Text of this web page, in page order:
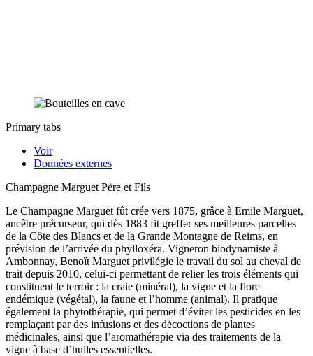
Primary tabs
Voir
Données externes
Champagne Marguet Père et Fils
Le Champagne Marguet fût crée vers 1875, grâce à Emile Marguet,
ancêtre précurseur, qui dès 1883 fit greffer ses meilleures parcelles
de la Côte des Blancs et de la Grande Montagne de Reims, en
prévision de l’arrivée du phylloxéra. Vigneron biodynamiste à
Ambonnay, Benoît Marguet privilégie le travail du sol au cheval de
trait depuis 2010, celui-ci permettant de relier les trois éléments qui
constituent le terroir : la craie (minéral), la vigne et la flore
endémique (végétal), la faune et l’homme (animal). Il pratique
également la phytothérapie, qui permet d’éviter les pesticides en les
remplaçant par des infusions et des décoctions de plantes
médicinales, ainsi que l’aromathérapie via des traitements de la
vigne à base d’huiles essentielles.